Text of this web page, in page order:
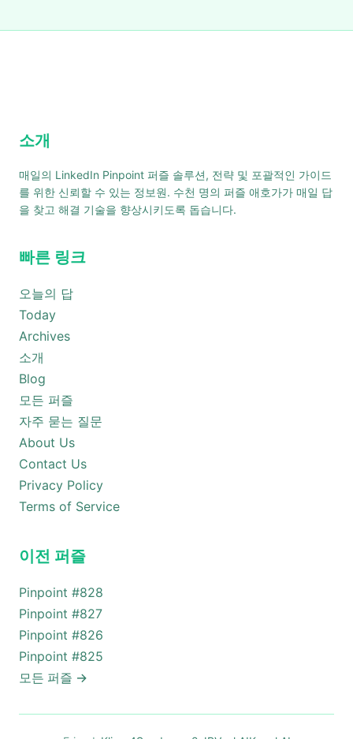
소개
매일의 LinkedIn Pinpoint 퍼즐 솔루션, 전략 및 포괄적인 가이드
를 위한 신뢰할 수 있는 정보원. 수천 명의 퍼즐 애호가가 매일 답
을 찾고 해결 기술을 향상시키도록 돕습니다.
빠른 링크
오늘의 답
Today
Archives
소개
Blog
모든 퍼즐
자주 묻는 질문
About Us
Contact Us
Privacy Policy
Terms of Service
이전 퍼즐
Pinpoint #828
Pinpoint #827
Pinpoint #826
Pinpoint #825
모든 퍼즐 →